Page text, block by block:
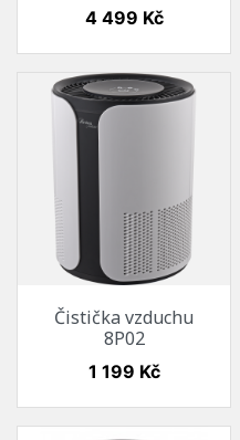
Cena
4 499 Kč
Čistička vzduchu
8P02
Cena
1 199 Kč